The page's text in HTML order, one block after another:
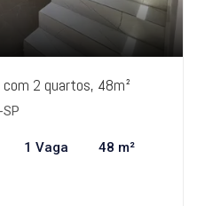
com 2 quartos, 48m²
1 Vaga 48 m²